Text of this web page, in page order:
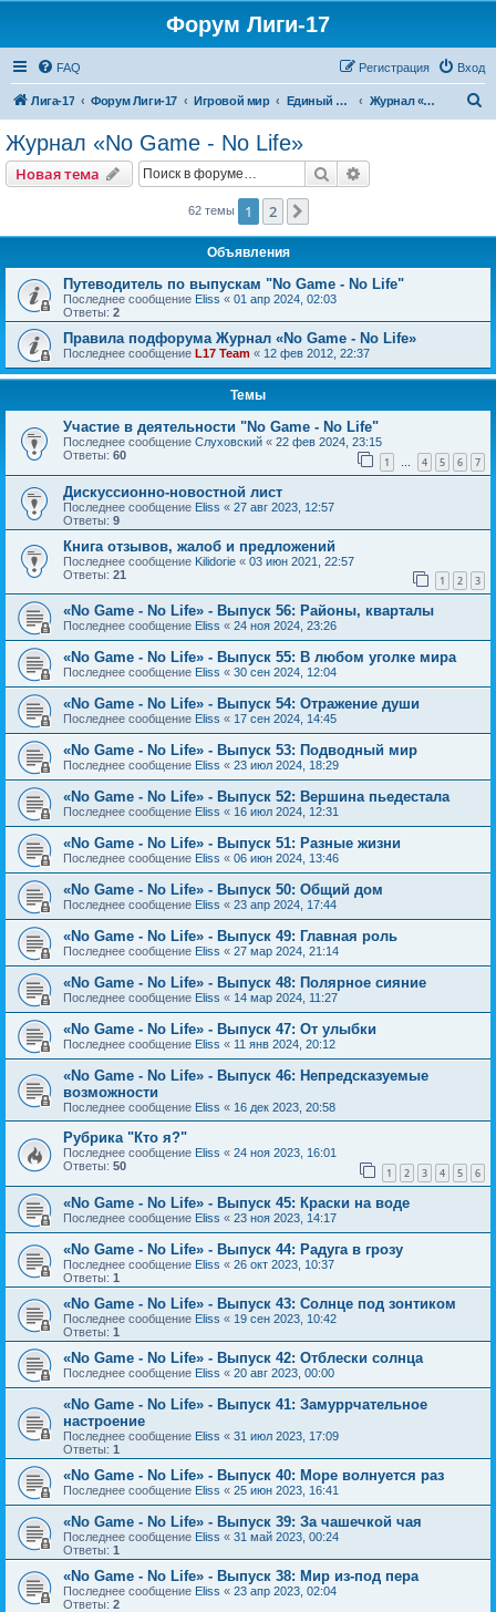
Форум Лиги-17
FAQ Вход
Регистрация
Лига-17 Форум Лиги-17 Игровой мир Единый СМИ-Центр Журнал «No Game - No Life»
Журнал «No Game - No Life»
Новая тема Поиск
62 темы 1 2
Объявления
Путеводитель по выпускам "No Game - No Life"
Последнее сообщение Eliss « 01 апр 2024, 02:03
Ответы: 2
Правила подфорума Журнал «No Game - No Life»
Последнее сообщение L17 Team « 12 фев 2012, 22:37
Темы
Участие в деятельности "No Game - No Life"
Последнее сообщение Слуховский « 22 фев 2024, 23:15
Ответы: 60 1 … 4 5 6 7
Дискуссионно-новостной лист
Последнее сообщение Eliss « 27 авг 2023, 12:57
Ответы: 9
Книга отзывов, жалоб и предложений
Последнее сообщение Kilidorie « 03 июн 2021, 22:57
Ответы: 21 1 2 3
«No Game - No Life» - Выпуск 56: Районы, кварталы
Последнее сообщение Eliss « 24 ноя 2024, 23:26
«No Game - No Life» - Выпуск 55: В любом уголке мира
Последнее сообщение Eliss « 30 сен 2024, 12:04
«No Game - No Life» - Выпуск 54: Отражение души
Последнее сообщение Eliss « 17 сен 2024, 14:45
«No Game - No Life» - Выпуск 53: Подводный мир
Последнее сообщение Eliss « 23 июл 2024, 18:29
«No Game - No Life» - Выпуск 52: Вершина пьедестала
Последнее сообщение Eliss « 16 июл 2024, 12:31
«No Game - No Life» - Выпуск 51: Разные жизни
Последнее сообщение Eliss « 06 июн 2024, 13:46
«No Game - No Life» - Выпуск 50: Общий дом
Последнее сообщение Eliss « 23 апр 2024, 17:44
«No Game - No Life» - Выпуск 49: Главная роль
Последнее сообщение Eliss « 27 мар 2024, 21:14
«No Game - No Life» - Выпуск 48: Полярное сияние
Последнее сообщение Eliss « 14 мар 2024, 11:27
«No Game - No Life» - Выпуск 47: От улыбки
Последнее сообщение Eliss « 11 янв 2024, 20:12
«No Game - No Life» - Выпуск 46: Непредсказуемые
возможности
Последнее сообщение Eliss « 16 дек 2023, 20:58
Рубрика "Кто я?"
Последнее сообщение Eliss « 24 ноя 2023, 16:01
Ответы: 50 1 2 3 4 5 6
«No Game - No Life» - Выпуск 45: Краски на воде
Последнее сообщение Eliss « 23 ноя 2023, 14:17
«No Game - No Life» - Выпуск 44: Радуга в грозу
Последнее сообщение Eliss « 26 окт 2023, 10:37
Ответы: 1
«No Game - No Life» - Выпуск 43: Солнце под зонтиком
Последнее сообщение Eliss « 19 сен 2023, 10:42
Ответы: 1
«No Game - No Life» - Выпуск 42: Отблески солнца
Последнее сообщение Eliss « 20 авг 2023, 00:00
«No Game - No Life» - Выпуск 41: Замуррчательное
настроение
Последнее сообщение Eliss « 31 июл 2023, 17:09
Ответы: 1
«No Game - No Life» - Выпуск 40: Море волнуется раз
Последнее сообщение Eliss « 25 июн 2023, 16:41
«No Game - No Life» - Выпуск 39: За чашечкой чая
Последнее сообщение Eliss « 31 май 2023, 00:24
Ответы: 1
«No Game - No Life» - Выпуск 38: Мир из-под пера
Последнее сообщение Eliss « 23 апр 2023, 02:04
Ответы: 2